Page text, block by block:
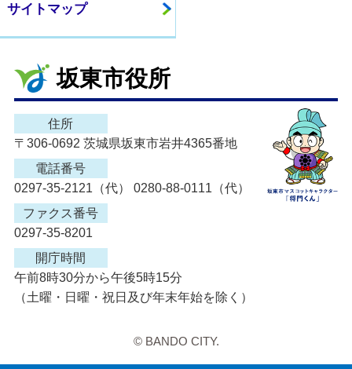
サイトマップ
坂東市役所
住所
〒306-0692 茨城県坂東市岩井4365番地
電話番号
0297-35-2121（代） 0280-88-0111（代）
ファクス番号
0297-35-8201
開庁時間
午前8時30分から午後5時15分
（土曜・日曜・祝日及び年末年始を除く）
© BANDO CITY.